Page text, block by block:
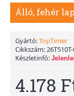
Álló, fehér
Gyártó:TopTimer
Cikkszám:
Készletinfó:
4.178